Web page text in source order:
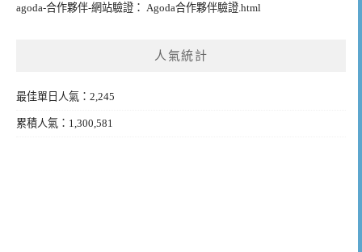
agoda-合作夥伴-網站驗證： Agoda合作夥伴驗證.html
人氣統計
最佳單日人氣：2,245
累積人氣：1,300,581